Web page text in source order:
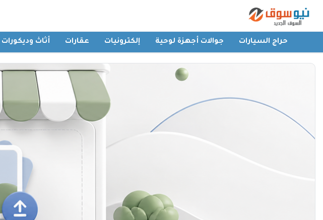
حراج السيارات جوالات أجهزة لوحية إلكترونيات عقارات أثاث وديكورات
جوالات أجهزة لوحية